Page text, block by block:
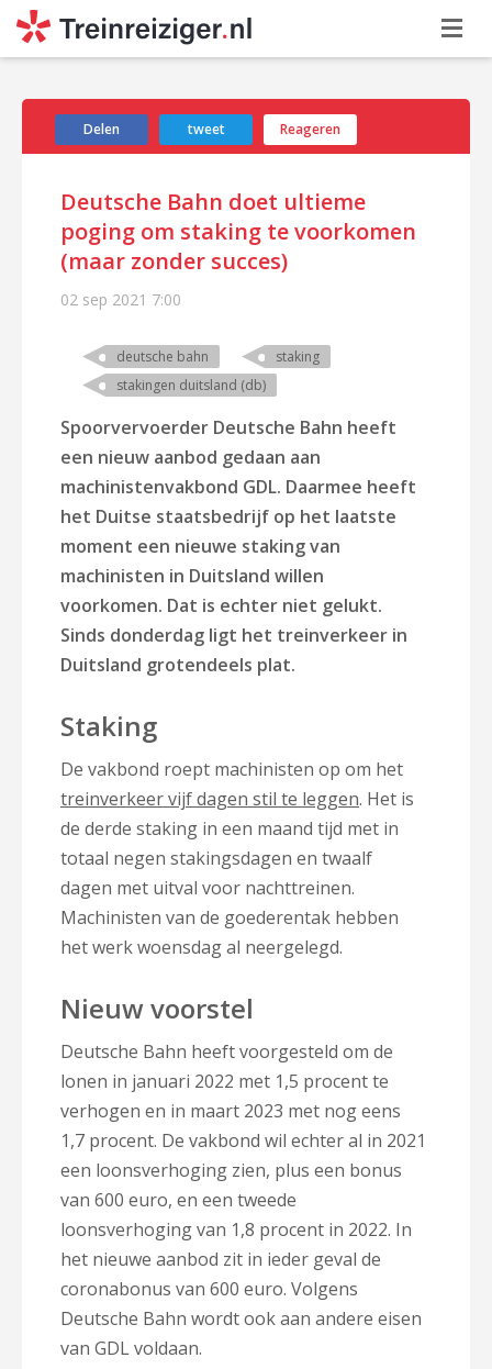
Delen tweet Reageren
Deutsche Bahn doet ultieme
poging om staking te voorkomen
(maar zonder succes)
02 sep 2021 7:00
deutsche bahn
staking
stakingen duitsland (db)
Spoorvervoerder Deutsche Bahn heeft
een nieuw aanbod gedaan aan
machinistenvakbond GDL. Daarmee heeft
het Duitse staatsbedrijf op het laatste
moment een nieuwe staking van
machinisten in Duitsland willen
voorkomen. Dat is echter niet gelukt.
Sinds donderdag ligt het treinverkeer in
Duitsland grotendeels plat.
Staking
De vakbond roept machinisten op om het
treinverkeer vijf dagen stil te leggen. Het is
de derde staking in een maand tijd met in
totaal negen stakingsdagen en twaalf
dagen met uitval voor nachttreinen.
Machinisten van de goederentak hebben
het werk woensdag al neergelegd.
Nieuw voorstel
Deutsche Bahn heeft voorgesteld om de
lonen in januari 2022 met 1,5 procent te
verhogen en in maart 2023 met nog eens
1,7 procent. De vakbond wil echter al in 2021
een loonsverhoging zien, plus een bonus
van 600 euro, en een tweede
loonsverhoging van 1,8 procent in 2022. In
het nieuwe aanbod zit in ieder geval de
coronabonus van 600 euro. Volgens
Deutsche Bahn wordt ook aan andere eisen
van GDL voldaan.